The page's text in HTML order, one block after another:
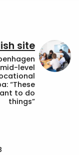
site
level
“These
to do
things”